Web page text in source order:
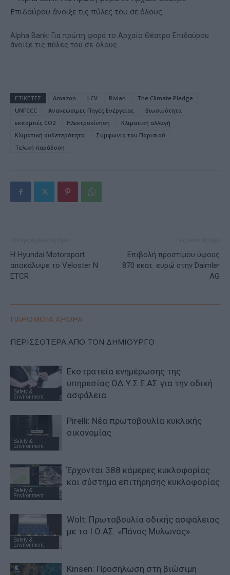
Alpha Bank: Για πρώτη φορά το Αρχαίο Θέατρο Επιδαύρου
άνοιξε τις πύλες του σε όλους
ΕΤΙΚΕΤΕΣ Amazon LCV Rivian
The Climate Pledge
UNFCCC
Ανανεώσιμες Πηγές Ενέργειας
Βιωσιμότητα
εκπομπές CO2
Ηλεκτροκίνηση
Κλιματική αλλαγή
Κλιματική ουδετερότητα
Συμφωνία του Παρισιού
Τελική παράδοση
Η Hyundai Motorsport
αποκάλυψε το Veloster N
ETCR
Eπιβολή προστίμου ύψους
870 εκατ. ευρώ στην Daimler
AG
ΠΑΡΟΜΟΙΑ ΑΡΘΡΑ
ΠΕΡΙΣΣΟΤΕΡΑ ΑΠΟ ΤΟΝ ΔΗΜΙΟΥΡΓΟ
Safety &
Environment
Εκστρατεία ενημέρωσης της
υπηρεσίας ΟΔ.Υ.Σ.Ε.ΑΣ για την οδική
ασφάλεια
Safety &
Environment
Pirelli: Νέα πρωτοβουλία κυκλικής
οικονομίας
Safety &
Environment
Έρχονται 388 κάμερες κυκλοφορίας
και σύστημα επιτήρησης κυκλοφορίας
Safety &
Environment
Wolt: Πρωτοβουλία οδικής ασφάλειας
με το Ι.Ο.ΑΣ. «Πάνος Μυλωνάς»
Kinsen: Προσήλωση στη βιώσιμη